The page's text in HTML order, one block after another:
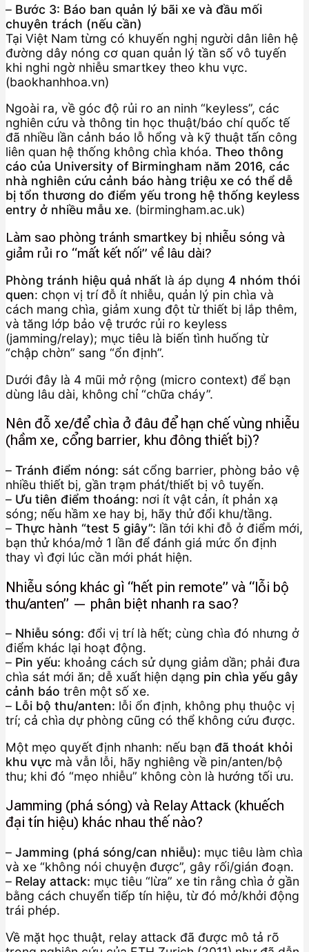
– Bước 3: Báo ban quản lý bãi xe và đầu mối
chuyên trách (nếu cần)
Tại Việt Nam từng có khuyến nghị người dân liên hệ
đường dây nóng cơ quan quản lý tần số vô tuyến
khi nghi ngờ nhiễu smartkey theo khu vực.
(baokhanhhoa.vn)
Ngoài ra, về góc độ rủi ro an ninh “keyless”, các
nghiên cứu và thông tin học thuật/báo chí quốc tế
đã nhiều lần cảnh báo lỗ hổng và kỹ thuật tấn công
liên quan hệ thống không chìa khóa. Theo thông
cáo của University of Birmingham năm 2016, các
nhà nghiên cứu cảnh báo hàng triệu xe có thể dễ
bị tổn thương do điểm yếu trong hệ thống keyless
entry ở nhiều mẫu xe. (birmingham.ac.uk)
Làm sao phòng tránh smartkey bị nhiễu sóng và
giảm rủi ro “mất kết nối” về lâu dài?
Phòng tránh hiệu quả nhất là áp dụng 4 nhóm thói
quen: chọn vị trí đỗ ít nhiễu, quản lý pin chìa và
cách mang chìa, giảm xung đột từ thiết bị lắp thêm,
và tăng lớp bảo vệ trước rủi ro keyless
(jamming/relay); mục tiêu là biến tình huống từ
“chập chờn” sang “ổn định”.
Dưới đây là 4 mũi mở rộng (micro context) để bạn
dùng lâu dài, không chỉ “chữa cháy”.
Nên đỗ xe/để chìa ở đâu để hạn chế vùng nhiễu
(hầm xe, cổng barrier, khu đông thiết bị)?
– Tránh điểm nóng: sát cổng barrier, phòng bảo vệ
nhiều thiết bị, gần trạm phát/thiết bị vô tuyến.
– Ưu tiên điểm thoáng: nơi ít vật cản, ít phản xạ
sóng; nếu hầm xe hay bị, hãy thử đổi khu/tầng.
– Thực hành “test 5 giây”: lần tới khi đỗ ở điểm mới,
bạn thử khóa/mở 1 lần để đánh giá mức ổn định
thay vì đợi lúc cần mới phát hiện.
Nhiễu sóng khác gì “hết pin remote” và “lỗi bộ
thu/anten” — phân biệt nhanh ra sao?
– Nhiễu sóng: đổi vị trí là hết; cùng chìa đó nhưng ở
điểm khác lại hoạt động.
– Pin yếu: khoảng cách sử dụng giảm dần; phải đưa
chìa sát mới ăn; dễ xuất hiện dạng pin chìa yếu gây
cảnh báo trên một số xe.
– Lỗi bộ thu/anten: lỗi ổn định, không phụ thuộc vị
trí; cả chìa dự phòng cũng có thể không cứu được.
Một mẹo quyết định nhanh: nếu bạn đã thoát khỏi
khu vực mà vẫn lỗi, hãy nghiêng về pin/anten/bộ
thu; khi đó “mẹo nhiễu” không còn là hướng tối ưu.
Jamming (phá sóng) và Relay Attack (khuếch
đại tín hiệu) khác nhau thế nào?
– Jamming (phá sóng/can nhiễu): mục tiêu làm chìa
và xe “không nói chuyện được”, gây rối/gián đoạn.
– Relay attack: mục tiêu “lừa” xe tin rằng chìa ở gần
bằng cách chuyển tiếp tín hiệu, từ đó mở/khởi động
trái phép.
Về mặt học thuật, relay attack đã được mô tả rõ